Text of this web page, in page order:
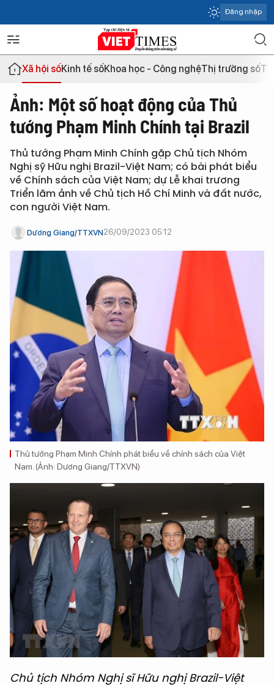
Đăng nhập
Xã hội sốKinh tế sốKhoa học - Công nghệThị trường số
Ảnh: Một số hoạt động của Thủ
tướng Phạm Minh Chính tại Brazil
Thủ tướng Phạm Minh Chính gặp Chủ tịch Nhóm
Nghị sỹ Hữu nghị Brazil-Việt Nam; có bài phát biểu
về Chính sách của Việt Nam; dự Lễ khai trương
Triển lãm ảnh về Chủ tịch Hồ Chí Minh và đất nước,
con người Việt Nam.
Dương Giang/TTXVN26/09/2023 05:12
Thủ tướng Phạm Minh Chính phát biểu về chính sách của Việt
Nam. (Ảnh: Dương Giang/TTXVN)
Chủ tịch Nhóm Nghị sĩ Hữu nghị Brazil-Việt